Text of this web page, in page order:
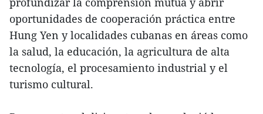
oportunidades de cooperación práctica entre
Hung Yen y localidades cubanas en áreas como
la salud, la educación, la agricultura de alta
tecnología, el procesamiento industrial y el
turismo cultural.